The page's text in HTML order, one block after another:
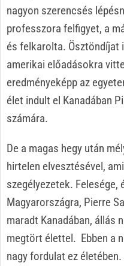
nagyon szerencsés
professzora felfigyet, a
és felkarolta. Ösztöndíjat
amerikai előadásokra
eredményeképp az
élet indult el Kanadában
számára.
De a magas hegy után
hirtelen elvesztésével,
szegélyezetek.
Magyarországra, Pierre
maradt Kanadában, állás
megtört élettel. Ebben a
nagy fordulat ez